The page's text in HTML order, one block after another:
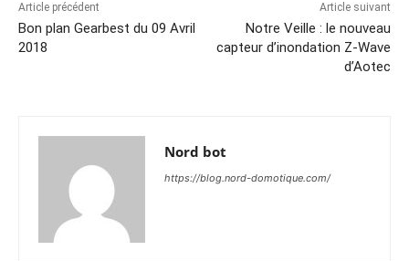
Article précédent
Bon plan Gearbest du 09 Avril
2018
Article suivant
Notre Veille : le nouveau
capteur d’inondation Z-Wave
d’Aotec
Nord bot
https://blog.nord-domotique.com/